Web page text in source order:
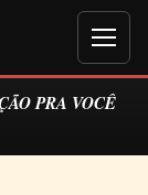
PRA VOCÊ